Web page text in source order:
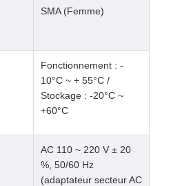
SMA (Femme)
Fonctionnement : -
10°C ~ + 55°C /
Stockage : -20°C ~
+60°C
AC 110 ~ 220 V ± 20
%, 50/60 Hz
(adaptateur secteur AC